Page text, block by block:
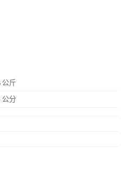
公斤
公分